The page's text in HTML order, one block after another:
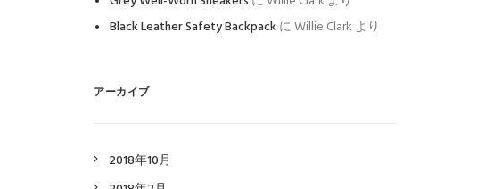
Black Leather Safety BackpackにWillie Clark より
アーカイブ
2018年10月